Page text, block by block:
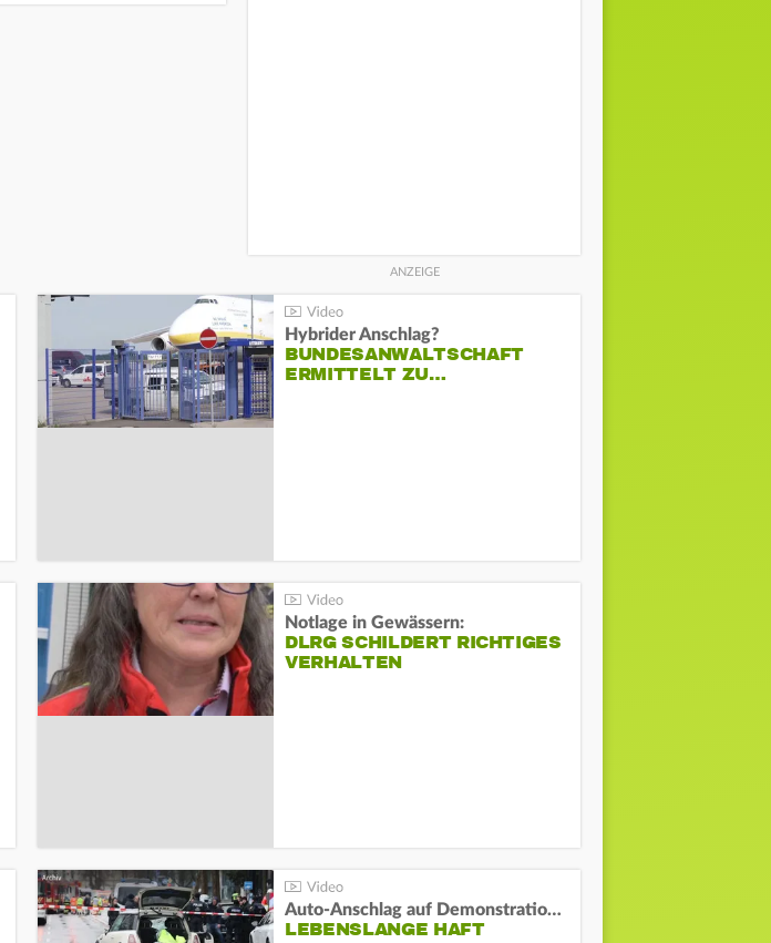
Hybrider Anschlag?
BUNDESANWALTSCHAFT
ERMITTELT ZU…
Notlage in Gewässern:
DLRG SCHILDERT RICHTIGES
VERHALTEN
Auto-Anschlag auf Demonstration in München:
LEBENSLANGE HAFT